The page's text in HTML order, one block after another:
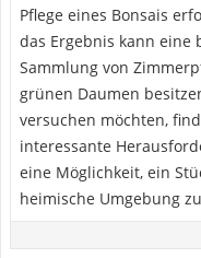
Pflege eines Bonsais
das Ergebnis kann eine
Sammlung von
grünen Daumen
versuchen möchten,
interessante
eine Möglichkeit, ein
heimische Umgebung